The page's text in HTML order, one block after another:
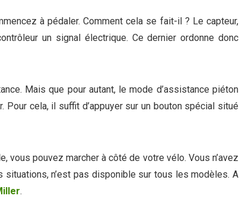
à pédaler. Comment cela se fait-il ? Le capteur,
un signal électrique. Ce dernier ordonne donc
Mais que pour autant, le mode d’assistance piéton
cela, il suffit d’appuyer sur un bouton spécial situé
pouvez marcher à côté de votre vélo. Vous n’avez
situations, n’est pas disponible sur tous les modèles. A
.